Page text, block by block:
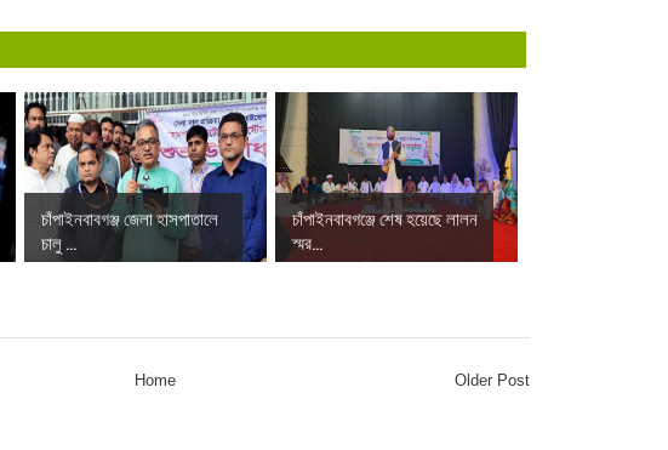
চাঁপাইনবাবগঞ্জ জেলা হাসপাতালে
চালু ...
চাঁপাইনবাবগঞ্জে শেষ হয়েছে লালন
স্মর...
Older Post
Home